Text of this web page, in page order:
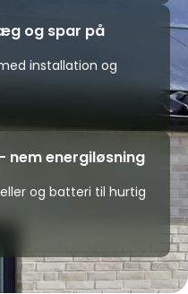
og spar på
installation og
nem energiløsning
og batteri til hurtig